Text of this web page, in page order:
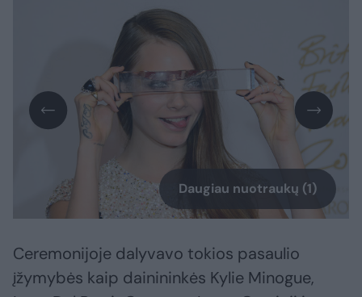
Daugiau nuotraukų (1)
Ceremonijoje dalyvavo tokios pasaulio
įžymybės kaip dainininkės Kylie Minogue,